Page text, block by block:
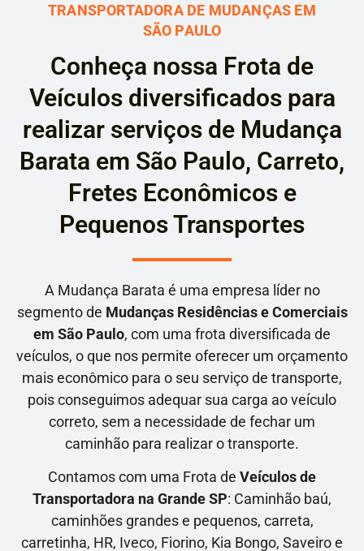
TRANSPORTADORA DE MUDANÇAS EM
SÃO PAULO
Conheça nossa Frota de
Veículos diversificados para
realizar serviços de Mudança
Barata em São Paulo, Carreto,
Fretes Econômicos e
Pequenos Transportes
A Mudança Barata é uma empresa líder no
segmento de Mudanças Residências e Comerciais
em São Paulo, com uma frota diversificada de
veículos, o que nos permite oferecer um orçamento
mais econômico para o seu serviço de transporte,
pois conseguimos adequar sua carga ao veículo
correto, sem a necessidade de fechar um
caminhão para realizar o transporte.
Contamos com uma Frota de Veículos de
Transportadora na Grande SP: Caminhão baú,
caminhões grandes e pequenos, carreta,
carretinha, HR, Iveco, Fiorino, Kia Bongo, Saveiro e